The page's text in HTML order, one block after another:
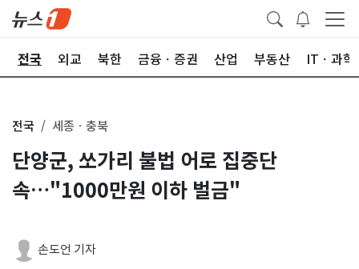
전국 외교 북한 금융ㆍ증권 산업 부동산 ITㆍ과학
전국 세종ㆍ충북
단양군, 쏘가리 불법 어로 집중단
속…"1000만원 이하 벌금"
손도언 기자